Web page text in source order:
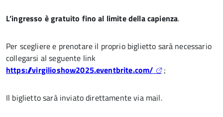
L’ingresso è gratuito fino al limite della capienza.
Per scegliere e prenotare il proprio biglietto sarà necessario
collegarsi al seguente link
https://virgilioshow2025.eventbrite.com/
;
Il biglietto sarà inviato direttamente via mail.